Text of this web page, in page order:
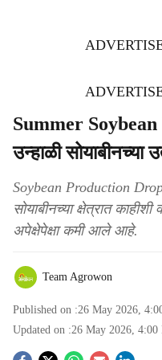
Summer
उन्हाळी सोयाबीनच्या
Soybean Production
सोयाबीनच्या क्षेत्रात
अपेक्षेपेक्षा कमी आले आहे.
Team Agrowon
Published on :26 May 2026,
Updated on :26 May 2026, 4:00